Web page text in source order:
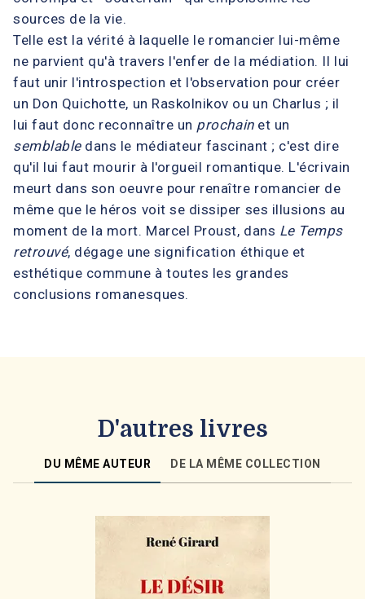
sources de la vie.
Telle est la vérité à laquelle le romancier lui-même
ne parvient qu'à travers l'enfer de la médiation. Il lui
faut unir l'introspection et l'observation pour créer
un Don Quichotte, un Raskolnikov ou un Charlus ; il
lui faut donc reconnaître un prochainet un
semblabledans le médiateur fascinant ; c'est dire
qu'il lui faut mourir à l'orgueil romantique. L'écrivain
meurt dans son oeuvre pour renaître romancier de
même que le héros voit se dissiper ses illusions au
moment de la mort. Marcel Proust, dans Le Temps
retrouvé, dégage une signification éthique et
esthétique commune à toutes les grandes
conclusions romanesques.
D'autres livres
DU MÊME AUTEUR DE LA MÊME COLLECTION